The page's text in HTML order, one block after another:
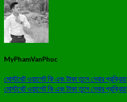
MyPhamVanPhuc
মোস্টবেট ওয়ালেট কি এবং টাকা তুলে নেবার প্রক্রিয়া
মোস্টবেট ওয়ালেট কি এবং টাকা তুলে নেবার প্রক্রিয়া